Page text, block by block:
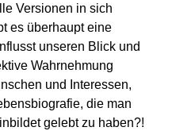
Versionen in sich
es überhaupt eine
unseren Blick und
Wahrnehmung
und Interessen,
die man
gelebt zu haben?!